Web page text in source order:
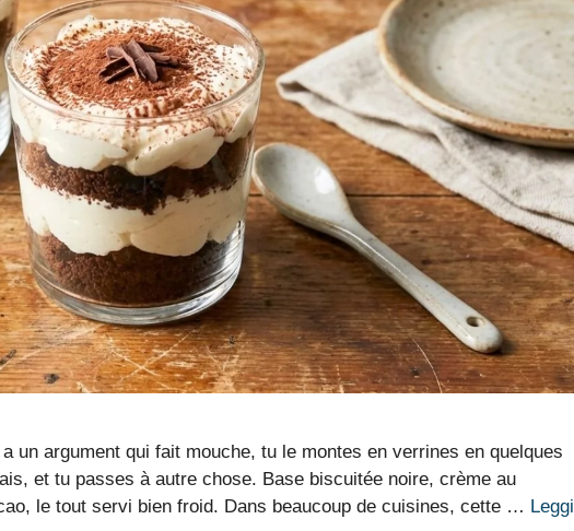
un argument qui fait mouche, tu le montes en verrines en quelques
et tu passes à autre chose. Base biscuitée noire, crème au
le tout servi bien froid. Dans beaucoup de cuisines, cette … Leggi